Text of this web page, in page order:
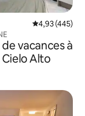
Évaluation
4,93 (445)
vacances à
Alto